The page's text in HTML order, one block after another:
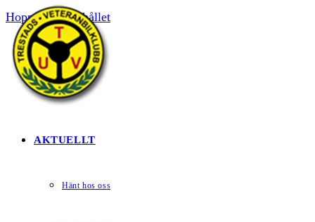
Hoppa till innehållet
HEM
AKTUELLT
Hänt hos oss